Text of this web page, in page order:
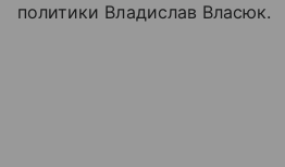
политики Владислав Власюк.